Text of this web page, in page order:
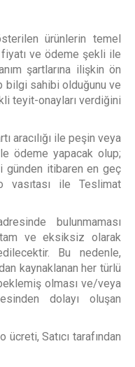
ürünlerin temel
ve ödeme şekli ile
şartlarına ilişkin ön
bilgi sahibi olduğunu ve
teyit-onayları verdiğini
aracılığı ile peşin veya
ödeme yapacak olup;
günden itibaren en geç
ile Teslimat
bulunmaması
tam ve eksiksiz olarak
Bu nedenle,
kaynaklanan her türlü
olması ve/veya
dolayı oluşan
Satıcı tarafından